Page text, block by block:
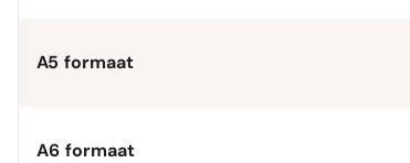
A5 formaat
A6 formaat